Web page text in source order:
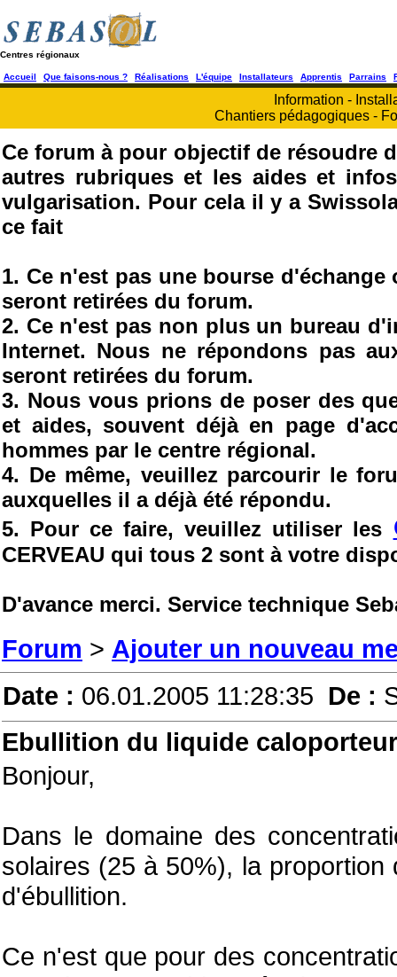
Centres régionaux
Accueil Que faisons-nous ? Réalisations L'équipe Installateurs Apprentis Parrains
Information -
Chantiers pédagogiques -
Ce forum à pour objectif de résoudre
autres rubriques et les aides et
vulgarisation. Pour cela il y a
ce fait
1. Ce n'est pas une bourse
seront retirées du forum.
2. Ce n'est pas non plus un bureau
Internet. Nous ne répondons pas
seront retirées du forum.
3. Nous vous prions de poser des
et aides, souvent déjà en page
hommes par le centre régional.
4. De même, veuillez parcourir le
auxquelles il a déjà été répondu.
5. Pour ce faire, veuillez utiliser les
CERVEAU qui tous 2 sont à votre
D'avance merci. Service technique
Forum > Ajouter un nouveau
Date : 06.01.2005 11:28:35 De :
Ebullition du liquide caloporteur
Bonjour,
Dans le domaine des
solaires (25 à 50%), la
d'ébullition.
Ce n'est que pour des